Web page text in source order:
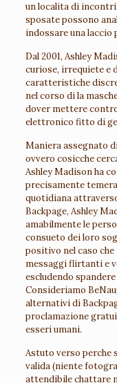
un localita di incontri
sposate possono
indossare una laccio
Dal 2001, Ashley
curiose, irrequiete e
caratteristiche
nel corso di la
dover mettere
elettronico fitto di
Maniera assegnato
ovvero cosicche
Ashley Madison ha
precisamente
quotidiana
Backpage, Ashley
amabilmente le
consueto dei loro
positivo nel caso
messaggi flirtanti e
escludendo
Consideriamo
alternativi di
proclamazione
esseri umani.
Astuto verso perche
valida (niente
attendibile chattare